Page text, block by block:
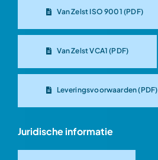
Van Zelst ISO 9001 (PDF)
Van Zelst VCA1 (PDF)
Leveringsvoorwaarden (PDF)
Juridische informatie